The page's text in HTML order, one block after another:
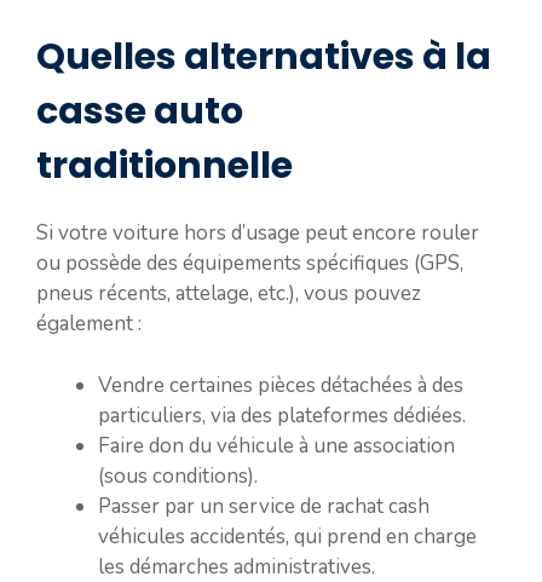
Quelles alternatives à la
casse auto
traditionnelle
Si votre voiture hors d’usage peut encore rouler
ou possède des équipements spécifiques (GPS,
pneus récents, attelage, etc.), vous pouvez
également :
Vendre certaines pièces détachées à des
particuliers, via des plateformes dédiées.
Faire don du véhicule à une association
(sous conditions).
Passer par un service de rachat cash
véhicules accidentés, qui prend en charge
les démarches administratives.